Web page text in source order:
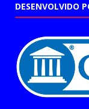
DESENVOLVIDO